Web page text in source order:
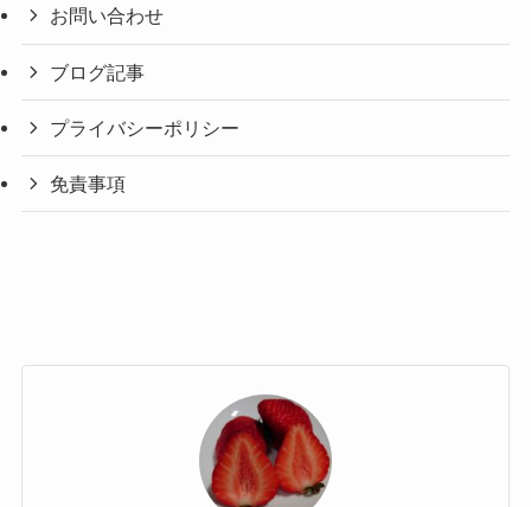
お問い合わせ
ブログ記事
プライバシーポリシー
免責事項